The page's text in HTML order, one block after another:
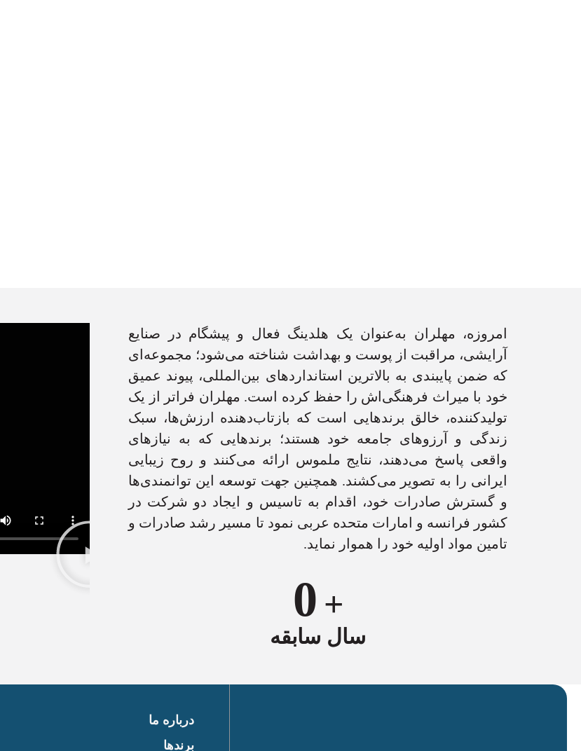
امروزه، مهلران به‌عنوان یک هلدینگ فعال و پیشگام در صنایع
آرایشی، مراقبت از پوست و بهداشت شناخته می‌شود؛ مجموعه‌ای
که ضمن پایبندی به بالاترین استانداردهای بین‌المللی، پیوند عمیق
خود با میراث فرهنگی‌اش را حفظ کرده است. مهلران فراتر از یک
تولیدکننده، خالق برندهایی است که بازتاب‌دهنده ارزش‌ها، سبک
زندگی و آرزوهای جامعه خود هستند؛ برندهایی که به نیازهای
واقعی پاسخ می‌دهند، نتایج ملموس ارائه می‌کنند و روح زیبایی
ایرانی را به تصویر می‌کشند. همچنین جهت توسعه این توانمندی‌ها
و گسترش صادرات خود، اقدام به تاسیس و ایجاد دو شرکت در
کشور فرانسه و امارات متحده عربی نمود تا مسیر رشد صادرات و
تامین مواد اولیه خود را هموار نماید.
+
0
سال سابقه
درباره ما
برندها